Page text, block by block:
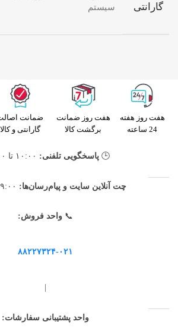
گارانتی
سیستم
هفت روز هفته
24 ساعته
هفت روز ضمانت
برگشت کالا
ضمانت
گارانتی و کالا
🕒 پاسخگویی تلفنی:
چت آنلاین سایت و پیام‌رسان‌ها:
📞واحد فروش:
۸۸۲۲۷۳۲۴-۰۲۱
|
واحد پشتیبانی سفارشات: